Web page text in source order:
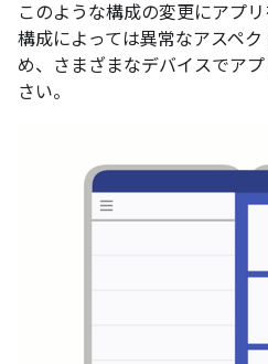
このような構成の変更にアプリ
構成によっては異常なアスペ
め、さまざまなデバイスでア
さい。